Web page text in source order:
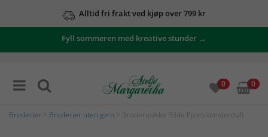
Alltid fri frakt ved kjøp over 799 kr
Fyll sommeren med kreative stunder →
0 0
Broderier Broderier uten garn > Broderipakke Bilde Epleblomsterduft